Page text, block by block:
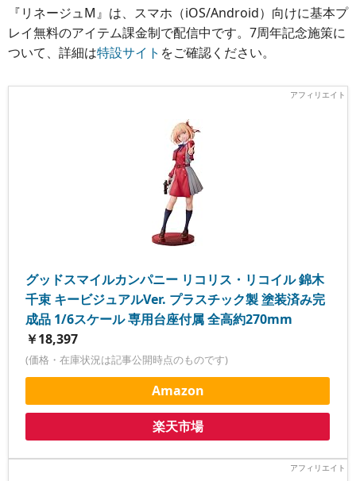
『リネージュM』は、スマホ（iOS/Android）向けに基本プ
レイ無料のアイテム課金制で配信中です。7周年記念施策に
ついて、詳細は特設サイト をご確認ください。
グッドスマイルカンパニー リコリス・リコイル 錦木
千束 キービジュアルVer. プラスチック製 塗装済み完
成品 1/6スケール 専用台座付属 全高約270mm
￥18,397
(価格・在庫状況は記事公開時点のものです)
Amazon
楽天市場